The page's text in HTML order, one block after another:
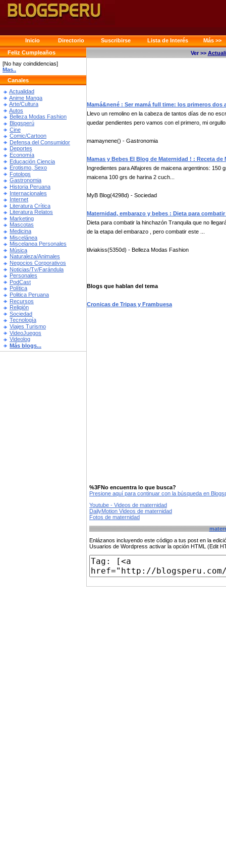
Inicio Directorio Suscribirse Lista de Interés
Más >>
Feliz Cumpleaños
[No hay coindidencias]
Mas..
Canales
Actualidad
Anime Manga
Arte/Cultura
Autos
Belleza Modas Fashion
Blogsperú
Cine
Comic/Cartoon
Defensa del Consumidor
Deportes
Economía
Educación Ciencia
Erotismo, Sexo
Fotologs
Gastronomia
Historia Peruana
Internacionales
Internet
Literatura Crítica
Literatura Relatos
Marketing
Mascotas
Medicina
Miscelánea
Miscelanea Personales
Música
Naturaleza/Animales
Negocios Corporativos
Noticias/Tv/Farándula
Personales
PodCast
Política
Politica Peruana
Recursos
Religión
Sociedad
Tecnología
Viajes Turismo
VideoJuegos
Videolog
Más blogs...
Ver >>
Mamá&nené : Ser mamá full time: los primeros dos
Llevo un remolino en la cabeza de tantos días de no
quedar pendientes pero vamos con el primero, mi
mamaynene() - Gastronomia
Mamas y Bebes El Blog de Maternidad ! : Receta
Ingredientes para Alfajores de maicena argentinos:
maicena 100 grs de harina 2 cuch...
MyB Blog(4298d) - Sociedad
Maternidad, embarazo y bebes : Dieta para
Dieta para combatir la hinchazón Tranquila que no
de la etapa del embarazo , pero combatir este ...
tilviakiss(5350d) - Belleza Modas Fashion
Blogs que hablan del tema
Cronicas de Tripas y Frambuesa
%3FNo encuentra lo que busca?
Presione aquí para continuar con la búsqueda en
Youtube - Videos de maternidad
DailyMotion Videos de maternidad
Fotos de maternidad
Enlázanos incluyendo este código a tus post en la
Usuarios de Wordpress activar la opción HTML (Edit